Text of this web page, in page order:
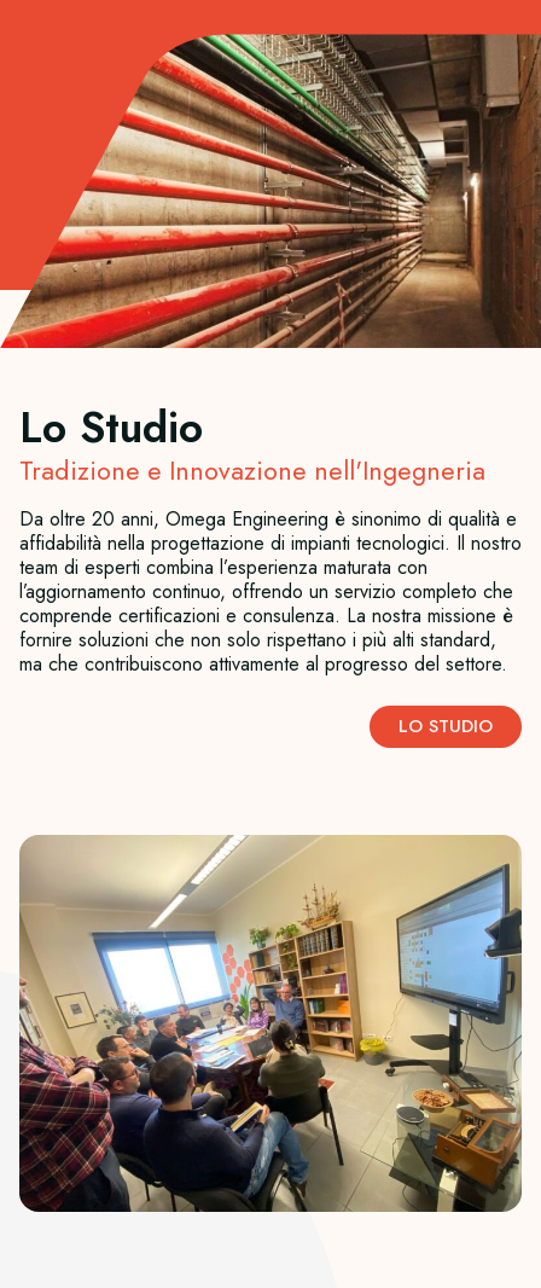
Lo Studio
Tradizione e Innovazione nell'Ingegneria
Da oltre 20 anni, Omega Engineering è sinonimo di qualità e
affidabilità nella progettazione di impianti tecnologici. Il nostro
team di esperti combina l’esperienza maturata con
l’aggiornamento continuo, offrendo un servizio completo che
comprende certificazioni e consulenza. La nostra missione è
fornire soluzioni che non solo rispettano i più alti standard,
ma che contribuiscono attivamente al progresso del settore.
LO STUDIO